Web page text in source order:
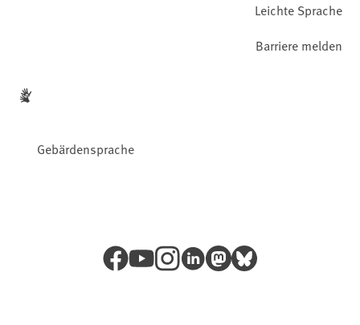
Leichte Sprache
Gebärdensprache
Barriere melden